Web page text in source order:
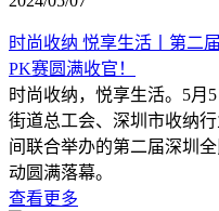
时尚收纳 悦享生活丨第
PK赛圆满收官！
时尚收纳，悦享生活。5月
街道总工会、深圳市收纳
间联合举办的第二届深圳
动圆满落幕。
查看更多